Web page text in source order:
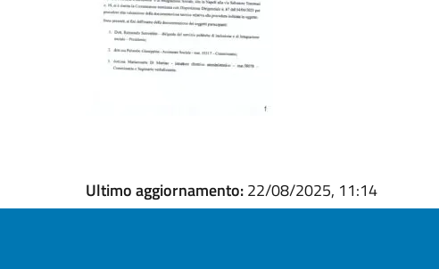
Ultimo aggiornamento:22/08/2025, 11:14